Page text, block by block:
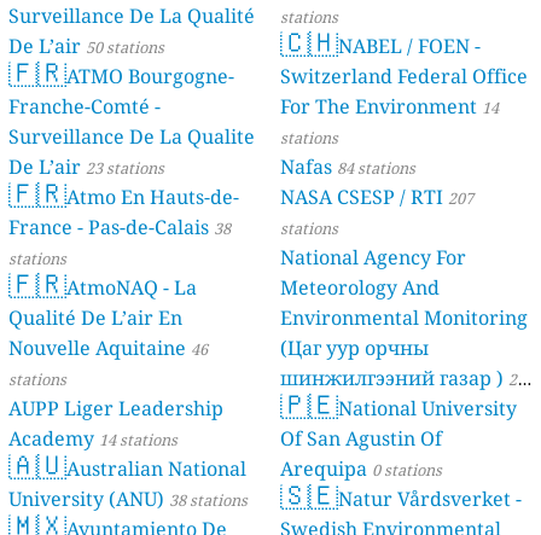
Surveillance De La Qualité
De L’air 50 stations
🇫🇷ATMO Bourgogne-
Franche-Comté -
Surveillance De La Qualite
De L’air 23 stations
🇫🇷Atmo En Hauts-de-
France - Pas-de-Calais 38
stations
🇫🇷AtmoNAQ - La
Qualité De L’air En
Nouvelle Aquitaine 46
stations
AUPP Liger Leadership
Academy 14 stations
🇦🇺Australian National
University (ANU) 38 stations
🇲🇽Ayuntamiento De
stations
🇨🇭NABEL / FOEN -
Switzerland Federal Office
For The Environment 14
stations
Nafas 84 stations
NASA CSESP / RTI 207
stations
National Agency For
Meteorology And
Environmental Monitoring
(Цаг уур орчны
шинжилгээний газар ) 21
stations
🇵🇪National University
Of San Agustin Of
Arequipa 0 stations
🇸🇪Natur Vårdsverket -
Swedish Environmental